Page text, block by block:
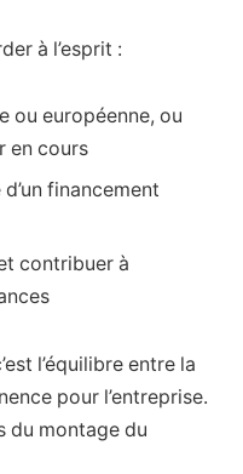
à l’esprit :
ou européenne, ou
en cours
financement
contribuer à
l’équilibre entre la
pour l’entreprise.
du montage du